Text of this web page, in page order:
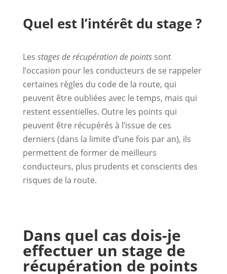
Quel est l’intérêt du stage ?
Les stages de récupération de pointssont
l’occasion pour les conducteurs de se rappeler
certaines règles du code de la route, qui
peuvent être oubliées avec le temps, mais qui
restent essentielles. Outre les points qui
peuvent être récupérés à l’issue de ces
derniers (dans la limite d’une fois par an), ils
permettent de former de meilleurs
conducteurs, plus prudents et conscients des
risques de la route.
Dans quel cas dois-je
effectuer un stage de
récupération de points